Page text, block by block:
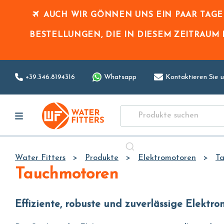
AUCH WIR GÖNNEN UNS EIN PAAR
BESTELLUNGEN, DIE IN DIESEM ZEITRAUM
+39.346.8194316 Whatsapp Kontaktieren Sie
Water Fitters Produkte Elektromotoren
Tauchmotoren
Effiziente, robuste und zuverlässige